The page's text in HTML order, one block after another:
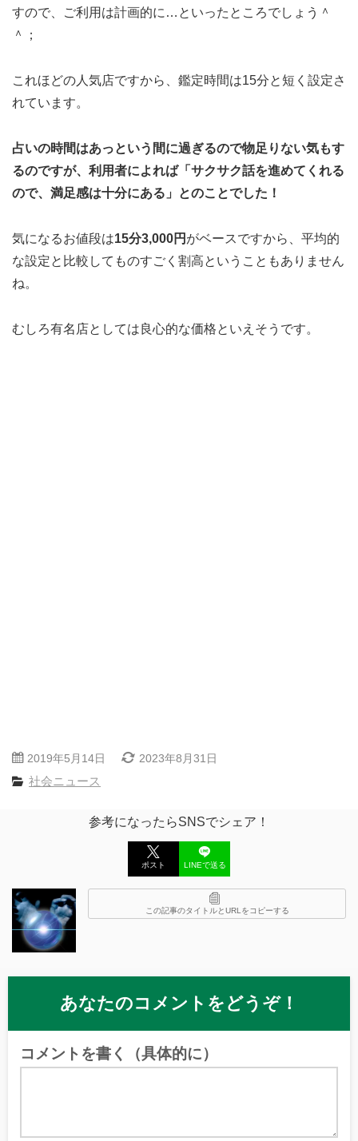
すので、ご利用は計画的に…といったところでしょう＾
＾；
これほどの人気店ですから、鑑定時間は15分と短く設定さ
れています。
占いの時間はあっという間に過ぎるので物足りない気もす
るのですが、利用者によれば「サクサク話を進めてくれる
ので、満足感は十分にある」とのことでした！
気になるお値段は15分3,000円 がベースですから、平均的
な設定と比較してものすごく割高ということもありません
ね。
むしろ有名店としては良心的な価格といえそうです。
2019年5月14日 2023年8月31日
社会ニュース
参考になったらSNSでシェア！
ポスト LINEで送る
この記事のタイトルとURLをコピーする
あなたのコメントをどうぞ！
コメントを書く（具体的に）